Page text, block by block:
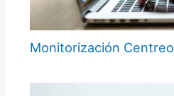
Monitorización